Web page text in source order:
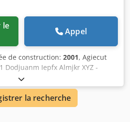
coupe conique : 15 @ 8" •
verre : X, Y, U, V • Pièce à usiner
• Dimensions intérieures du
Appel
de construction: 2001, Agiecut
Dodjuanm Iepfx Almjkr XYZ -
70mm Maximum convoité de 30° à
maximales 1050x650x250 Poids
de la machine
de la machine 4t500kg
la recherche